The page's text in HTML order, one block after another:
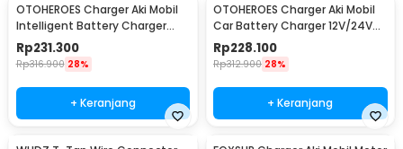
OTOHEROES Charger Aki Mobil
Intelligent Battery Charger
12V/24V 15A - BT-168
Rp231.300
Rp316.900 28%
+ Keranjang
OTOHEROES Charger Aki Mobil
Car Battery Charger 12V/24V
15A - BLM-CDQ-168
Rp228.100
Rp312.900 28%
+ Keranjang